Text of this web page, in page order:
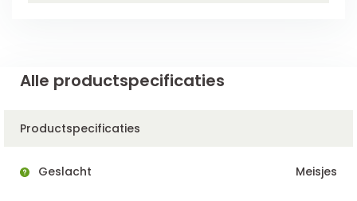
Alle productspecificaties
Productspecificaties
Geslacht Meisjes